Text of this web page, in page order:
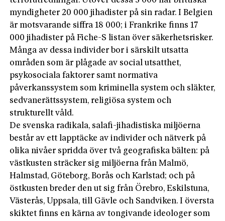
myndigheter 20 000 jihadister på sin radar. I Belgien
är motsvarande siffra 18 000; i Frankrike finns 17
000 jihadister på Fiche-S listan över säkerhetsrisker.
Många av dessa individer bor i särskilt utsatta
områden som är plågade av social utsatthet,
psykosociala faktorer samt normativa
påverkanssystem som kriminella system och släkter,
sedvanerättssystem, religiösa system och
strukturellt våld.
De svenska radikala, salafi-jihadistiska miljöerna
består av ett lapptäcke av individer och nätverk på
olika nivåer spridda över två geografiska bälten: på
västkusten sträcker sig miljöerna från Malmö,
Halmstad, Göteborg, Borås och Karlstad; och på
östkusten breder den ut sig från Örebro, Eskilstuna,
Västerås, Uppsala, till Gävle och Sandviken. I översta
skiktet finns en kärna av tongivande ideologer som